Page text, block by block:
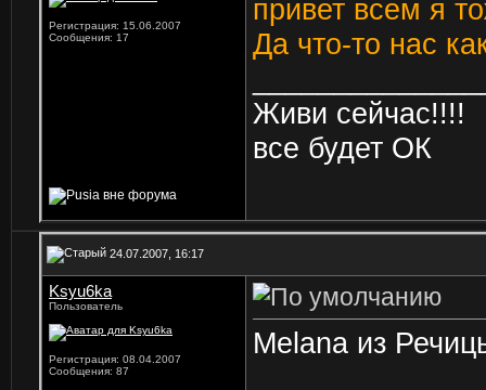
Регистрация: 15.06.2007
Сообщения: 17
привет всем я
Да что-то нас
Живи сейчас!!!!
все будет ОК
24.07.2007, 16:17
Ksyu6ka
Пользователь
Регистрация: 08.04.2007
Сообщения: 87
Melana из